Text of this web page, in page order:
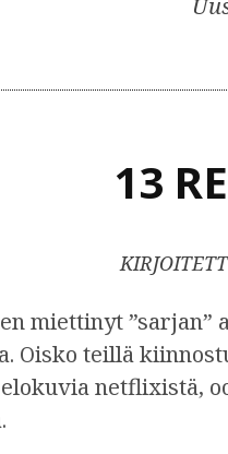
13
miettinyt
Oisko teillä
netflixistä,